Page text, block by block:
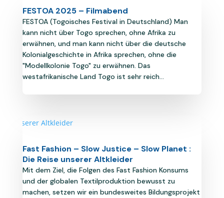
FESTOA 2025 – Filmabend
FESTOA (Togoisches Festival in Deutschland) Man
kann nicht über Togo sprechen, ohne Afrika zu
erwähnen, und man kann nicht über die deutsche
Kolonialgeschichte in Afrika sprechen, ohne die
"Modellkolonie Togo" zu erwähnen. Das
westafrikanische Land Togo ist sehr reich...
Fast Fashion – Slow Justice – Slow Planet :
Die Reise unserer Altkleider
Mit dem Ziel, die Folgen des Fast Fashion Konsums
und der globalen Textilproduktion bewusst zu
machen, setzen wir ein bundesweites Bildungsprojekt